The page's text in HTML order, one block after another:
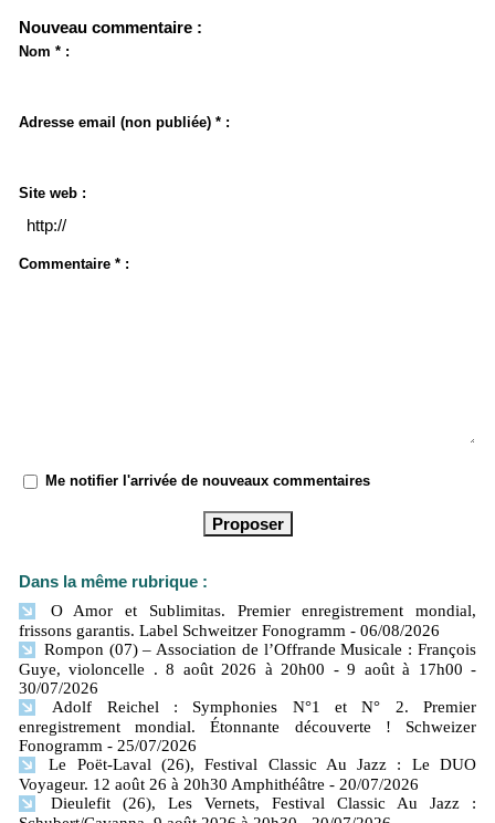
Nouveau commentaire :
Nom * :
Adresse email (non publiée) * :
Site web :
Commentaire * :
Me notifier l'arrivée de nouveaux commentaires
Dans la même rubrique :
O Amor et Sublimitas. Premier enregistrement mondial,
frissons garantis. Label Schweitzer Fonogramm - 06/08/2026
Rompon (07) – Association de l’Offrande Musicale : François
Guye, violoncelle . 8 août 2026 à 20h00 - 9 août à 17h00 -
30/07/2026
Adolf Reichel : Symphonies N°1 et N° 2. Premier
enregistrement mondial. Étonnante découverte ! Schweizer
Fonogramm - 25/07/2026
Le Poët-Laval (26), Festival Classic Au Jazz : Le DUO
Voyageur. 12 août 26 à 20h30 Amphithéâtre - 20/07/2026
Dieulefit (26), Les Vernets, Festival Classic Au Jazz :